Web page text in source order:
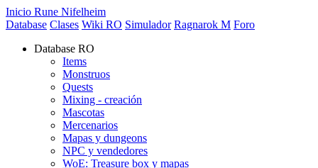
Inicio Rune Nifelheim
Database Clases Wiki RO Simulador Ragnarok M Foro
Database RO
Items
Monstruos
Quests
Mixing - creación
Mascotas
Mercenarios
Mapas y dungeons
NPC y vendedores
WoE: Treasure box y mapas